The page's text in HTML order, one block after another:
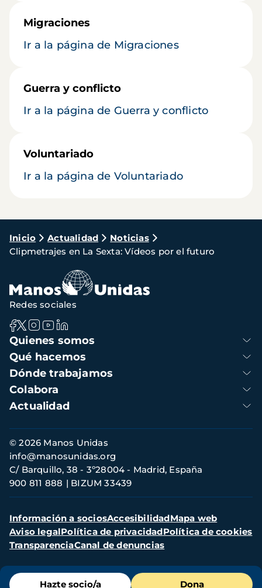
Migraciones
Ir a la página de Migraciones
Guerra y conflicto
Ir a la página de Guerra y conflicto
Voluntariado
Ir a la página de Voluntariado
Ruta
de
navegación
Inicio Actualidad
Noticias
Clipmetrajes en La Sexta: Vídeos por el futuro
Menú
Hazte socio/a Dona
Navegación
principal
Quienes somos
Qué hacemos
Dónde trabajamos
Colabora
Actualidad
Redes sociales
Información
de
contacto
© 2026 Manos Unidas
C/ Barquillo, 38 - 3º28004 - Madrid, España
900 811 888
BIZUM 33439
info@manosunidas.org
Menú
secundario
Información a sociosAccesibilidadMapa web
Aviso legalPolítica de privacidadPolítica de cookies
TransparenciaCanal de denuncias